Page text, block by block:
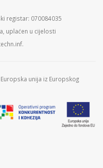
registar: 070084035
uplaćen u cijelosti
unija iz Europskog